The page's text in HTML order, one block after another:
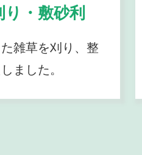
り・敷砂利
雑草を刈り、整
ました。